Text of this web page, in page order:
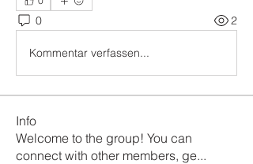
0 2
Kommentar verfassen...
Info
Welcome to the group! You can
connect with other members, ge...